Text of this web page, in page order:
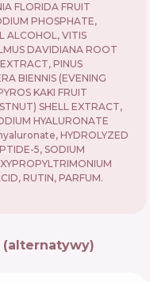
FLORIDA FRUIT
PHOSPHATE,
ALCOHOL, VITIS
DAVIDIANA ROOT
PINUS
BIENNIS (EVENING
KAKI FRUIT
SHELL EXTRACT,
HYALURONATE
HYDROLYZED
5, SODIUM
RUTIN, PARFUM.
(alternatywy)